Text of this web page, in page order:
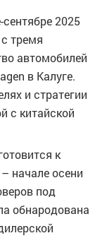
2025
тремя
автомобилей
в Калуге.
и стратегии
с китайской
к
начале осени
под
обнародована